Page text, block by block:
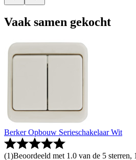
Vaak samen gekocht
Berker Opbouw Serieschakelaar Wit
(1)Beoordeeld met 1.0 van de 5 sterren,